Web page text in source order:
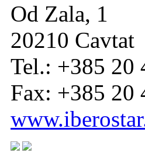
Od Zala, 1
20210 Cavtat
Tel.: +385 20
Fax: +385 20